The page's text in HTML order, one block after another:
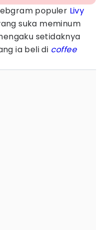
populer Livy
suka meminum
setidaknya
ia beli di coffee